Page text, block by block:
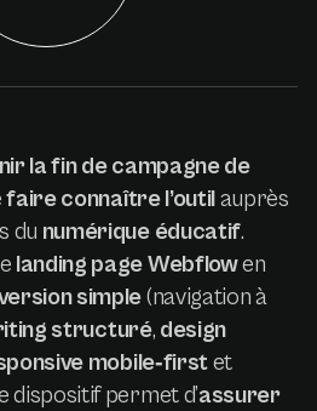
la fin de campagne de
faire connaître l’outilauprès
du numérique éducatif.
landing page Webflowen
simple(navigation à
structuré, design
mobile‑firstet
dispositif permet d’assurer